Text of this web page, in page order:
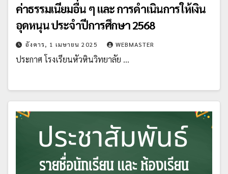
ค่าธรรมเนียมอื่น ๆ และ การดำเนินการให้เงิน
อุดหนุน ประจำปีการศึกษา 2568
อังคาร, 1 เมษายน 2025 WEBMASTER
ประกาศ โรงเรียนหัวหินวิทยาลัย …